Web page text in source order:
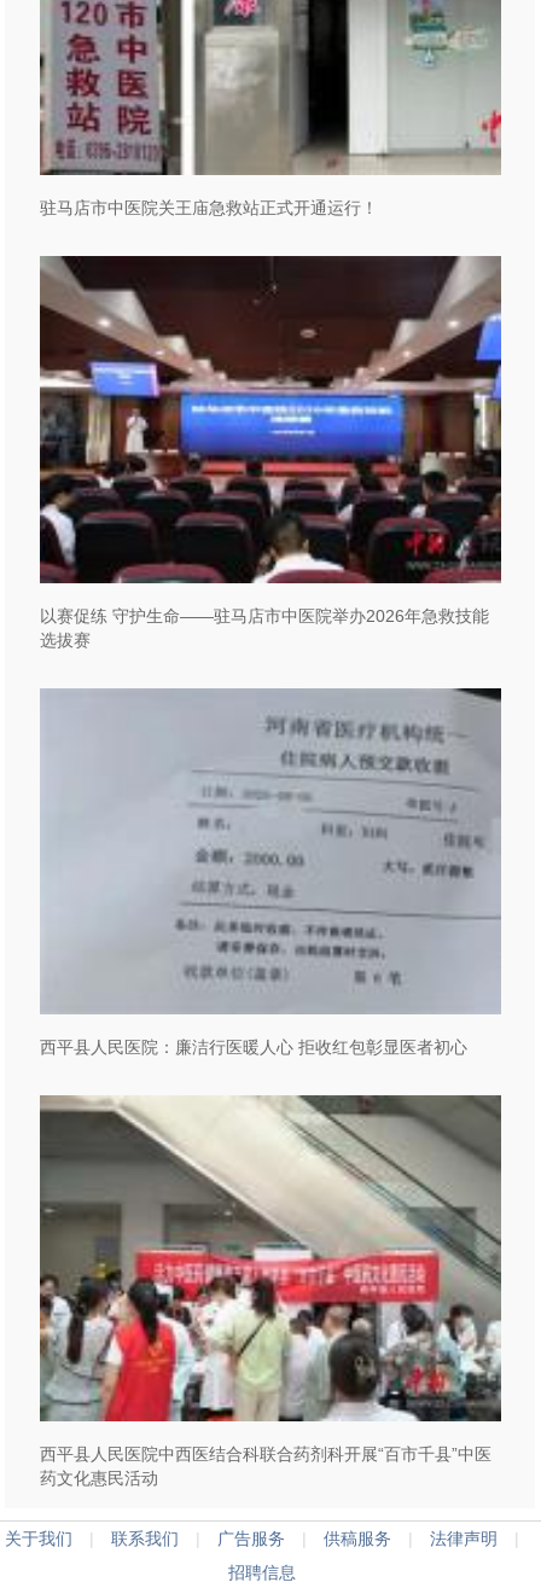
驻马店市中医院关王庙急救站正式开通运行！
以赛促练 守护生命——驻马店市中医院举办2026年急救技能
选拔赛
西平县人民医院：廉洁行医暖人心 拒收红包彰显医者初心
西平县人民医院中西医结合科联合药剂科开展“百市千县”中医
药文化惠民活动
关于我们 | 联系我们 | 广告服务 | 供稿服务 | 法律声明
|
招聘信息